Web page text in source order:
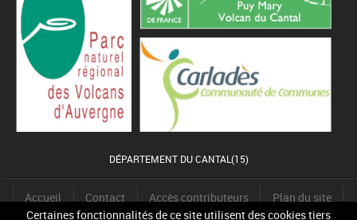
Certaines fonctionnalités de ce site utilisent des cookies tiers
DÉPARTEMENT DU CANTAL(15)
Accueil Contact Accès contributeurs Plan du site